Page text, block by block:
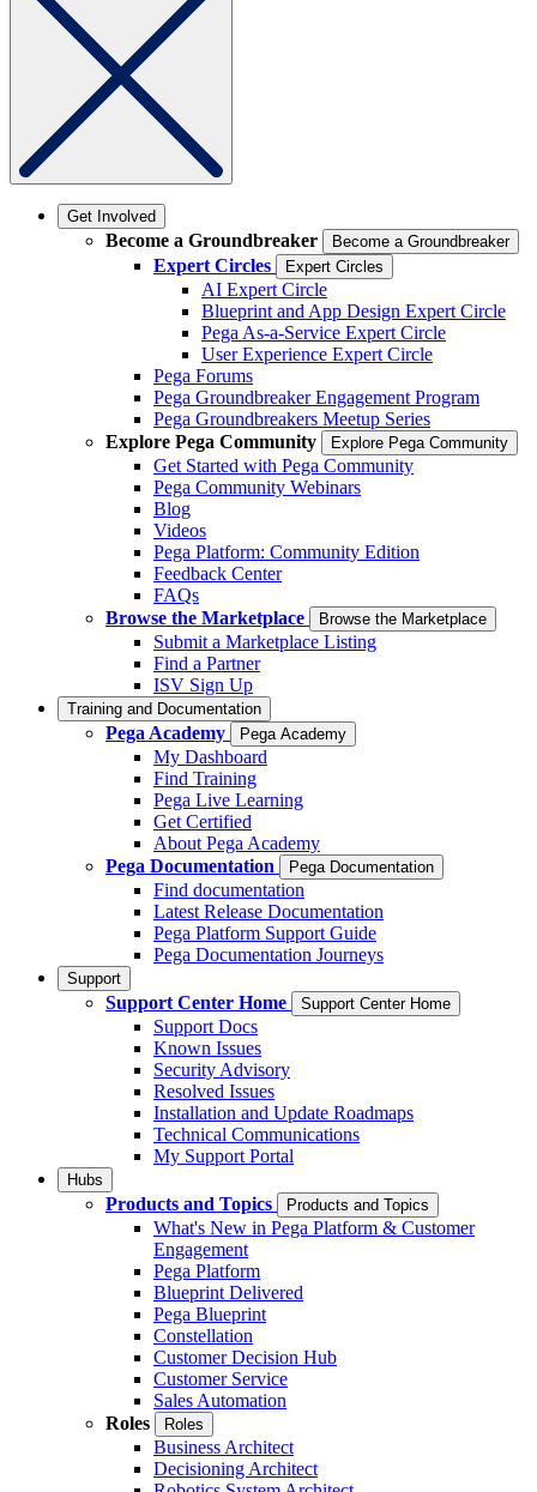
Get Involved
Become a Groundbreaker Become a Groundbreaker
Expert Circles Expert Circles
AI Expert Circle
Blueprint and App Design Expert Circle
Pega As-a-Service Expert Circle
User Experience Expert Circle
Pega Forums
Pega Groundbreaker Engagement Program
Pega Groundbreakers Meetup Series
Explore Pega Community
Explore Pega Community
Get Started with Pega Community
Pega Community Webinars
Blog
Videos
Pega Platform: Community Edition
Feedback Center
FAQs
Browse the Marketplace
Browse the Marketplace
Submit a Marketplace Listing
Find a Partner
ISV Sign Up
Training and Documentation
Pega Academy Pega Academy
My Dashboard
Find Training
Pega Live Learning
Get Certified
About Pega Academy
Pega Documentation
Pega Documentation
Find documentation
Latest Release Documentation
Pega Platform Support Guide
Pega Documentation Journeys
Support
Support Center Home Support Center Home
Support Docs
Known Issues
Security Advisory
Resolved Issues
Installation and Update Roadmaps
Technical Communications
My Support Portal
Hubs
Products and Topics Products and Topics
What's New in Pega Platform & Customer
Engagement
Pega Platform
Blueprint Delivered
Pega Blueprint
Constellation
Customer Decision Hub
Customer Service
Sales Automation
Roles
Roles
Business Architect
Decisioning Architect